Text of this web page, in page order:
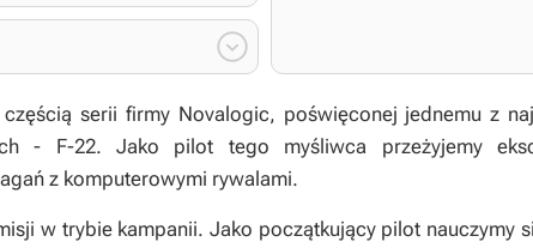

serii firmy Novalogic, poświęconej jednemu z
- F-22. Jako pilot tego myśliwca przeżyjemy
z komputerowymi rywalami.
w trybie kampanii. Jako początkujący pilot nauczymy